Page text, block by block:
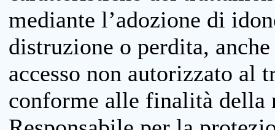
mediante l’adozione di
distruzione o perdita,
accesso non autorizzato al
conforme alle finalità della